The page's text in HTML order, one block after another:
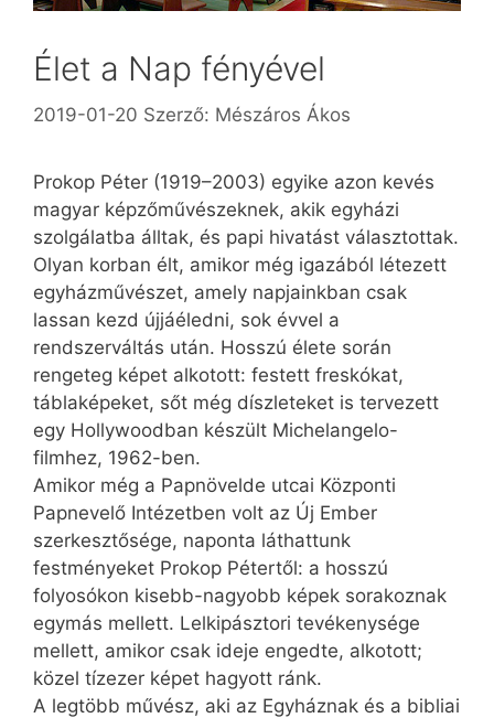
Élet a Nap fényével
2019-01-20 Szerző: Mészáros Ákos
Prokop Péter (1919–2003) egyike azon kevés
magyar képzőművészeknek, akik egyházi
szolgálatba álltak, és papi hivatást választottak.
Olyan korban élt, amikor még igazából létezett
egyházművészet, amely napjainkban csak
lassan kezd újjáéledni, sok évvel a
rendszerváltás után. Hosszú élete során
rengeteg képet alkotott: festett freskókat,
táblaképeket, sőt még díszleteket is tervezett
egy Hollywoodban készült Michelangelo-
filmhez, 1962-ben.
Amikor még a Papnövelde utcai Központi
Papnevelő Intézetben volt az Új Ember
szerkesztősége, naponta láthattunk
festményeket Prokop Pétertől: a hosszú
folyosókon kisebb-nagyobb képek sorakoznak
egymás mellett. Lelkipásztori tevékenysége
mellett, amikor csak ideje engedte, alkotott;
közel tízezer képet hagyott ránk.
A legtöbb művész, aki az Egyháznak és a bibliai